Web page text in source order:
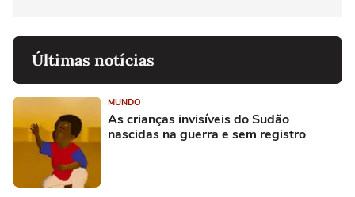
Últimas notícias
MUNDO
As crianças invisíveis do Sudão
nascidas na guerra e sem registro